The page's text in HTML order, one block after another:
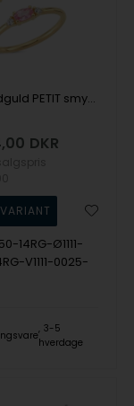
14 kt rødguld PETIT smykkesæt med pink safir og diamant Wesselton SI
DKR
14RG-Ø1111-
V1111-0025-
3-5
hverdage